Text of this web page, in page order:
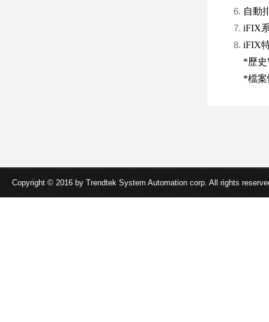
自動
iFIX
iFIX
*歷史
*檔案
Copyright © 2016 by Trendtek System Automation corp. All rights